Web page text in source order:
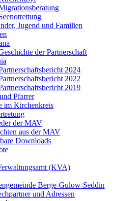
Jugend und Familien
der Partnerschaft
2024
2022
2019
Pfarrer
im Kirchenkreis
der MAV
aus der MAV
Downloads
(KVA)
Berge-Gulow-Seddin
und Adressen